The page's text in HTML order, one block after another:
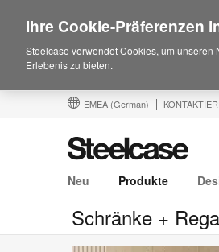
EMEA (German)
Neu Produkte
Schränke +
Ihre Cookie-Präferenzen
Steelcase verwendet Cookies, um
Erlebenis zu bieten.